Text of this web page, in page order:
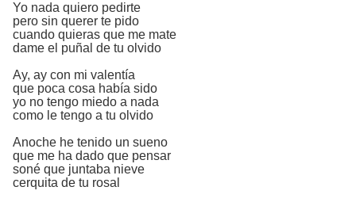
Yo nada quiero pedirte
pero sin querer te pido
cuando quieras que me mate
dame el puñal de tu olvido
Ay, ay con mi valentía
que poca cosa había sido
yo no tengo miedo a nada
como le tengo a tu olvido
Anoche he tenido un sueno
que me ha dado que pensar
soné que juntaba nieve
cerquita de tu rosal